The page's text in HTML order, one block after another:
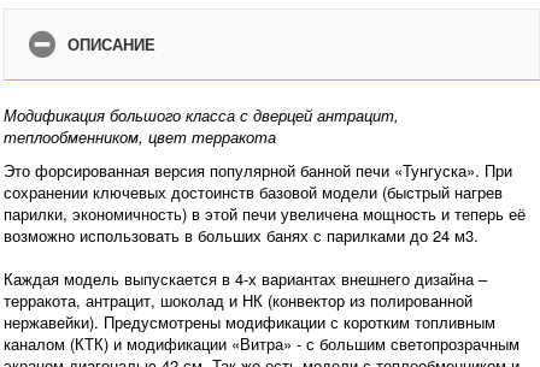
ОПИСАНИЕ
Модификация большого класса с дверцей антрацит,
теплообменником, цвет терракота
Это форсированная версия популярной банной печи «Тунгуска». При
сохранении ключевых достоинств базовой модели (быстрый нагрев
парилки, экономичность) в этой печи увеличена мощность и теперь её
возможно использовать в больших банях с парилками до 24 м3.
Каждая модель выпускается в 4-х вариантах внешнего дизайна –
терракота, антрацит, шоколад и НК (конвектор из полированной
нержавейки). Предусмотрены модификации с коротким топливным
каналом (КТК) и модификации «Витра» - с большим светопрозрачным